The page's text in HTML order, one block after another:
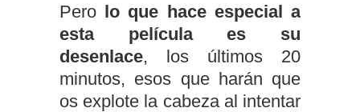
Pero lo que hace especial a
esta película es su
desenlace, los últimos 20
minutos, esos que harán que
os explote la cabeza al intentar